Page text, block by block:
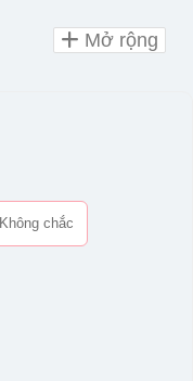
Không chắc
Mở rộng